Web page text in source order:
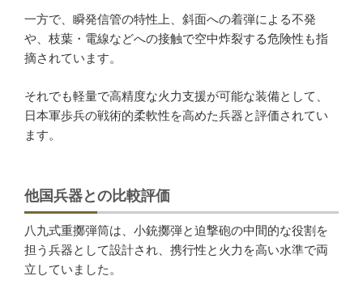
一方で、瞬発信管の特性上、斜面への着弾による不発
や、枝葉・電線などへの接触で空中炸裂する危険性も指
摘されています。
それでも軽量で高精度な火力支援が可能な装備として、
日本軍歩兵の戦術的柔軟性を高めた兵器と評価されてい
ます。
他国兵器との比較評価
八九式重擲弾筒は、小銃擲弾と迫撃砲の中間的な役割を
担う兵器として設計され、携行性と火力を高い水準で両
立していました。